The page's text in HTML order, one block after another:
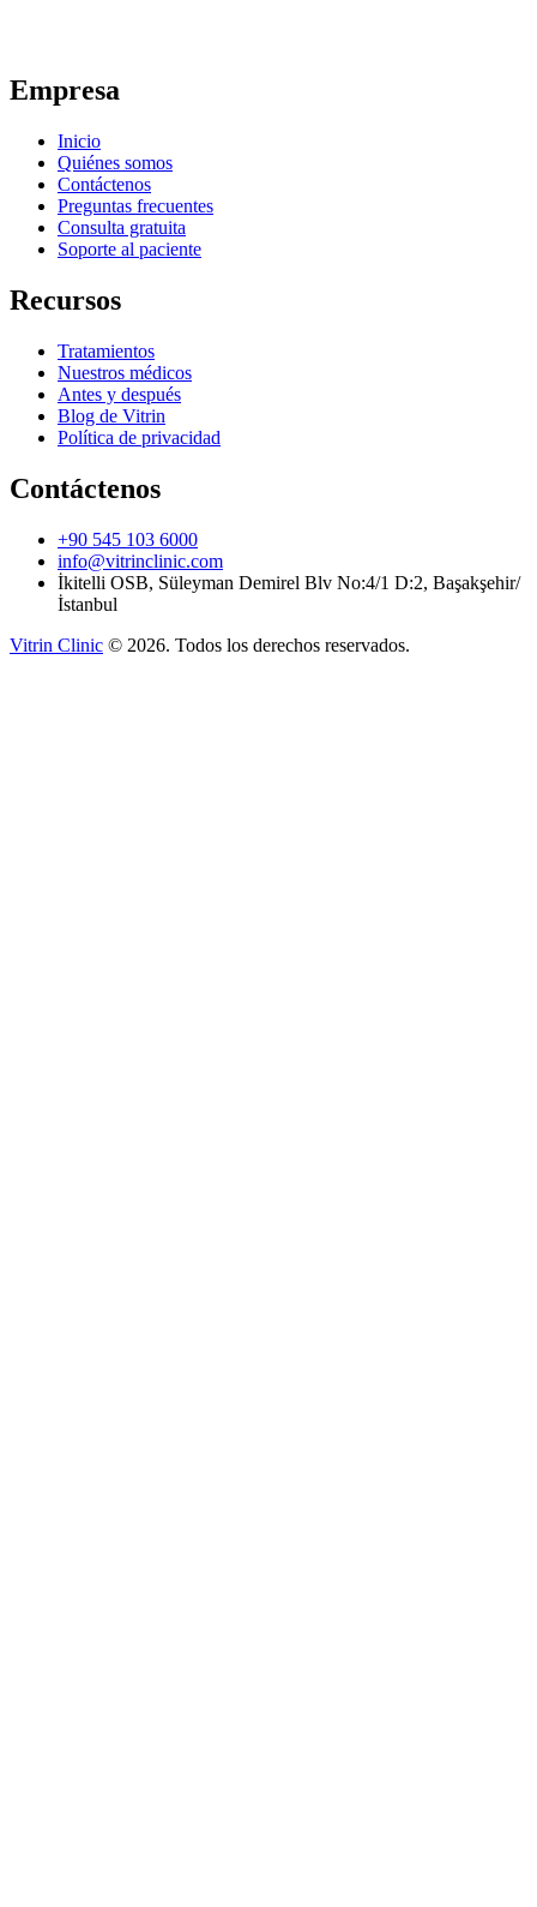
Empresa
Inicio
Quiénes somos
Contáctenos
Preguntas frecuentes
Consulta gratuita
Soporte al paciente
Recursos
Tratamientos
Nuestros médicos
Antes y después
Blog de Vitrin
Política de privacidad
Contáctenos
+90 545 103 6000
info@vitrinclinic.com
İkitelli OSB, Süleyman Demirel Blv No:4/1 D:2, Başakşehir/
İstanbul
Vitrin Clinic © 2026. Todos los derechos reservados.